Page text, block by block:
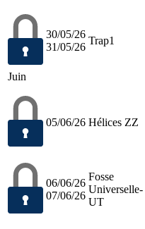
30/05/26
31/05/26
Trap1
Juin
05/06/26 Hélices ZZ
06/06/26
07/06/26
Fosse
Universelle-
UT